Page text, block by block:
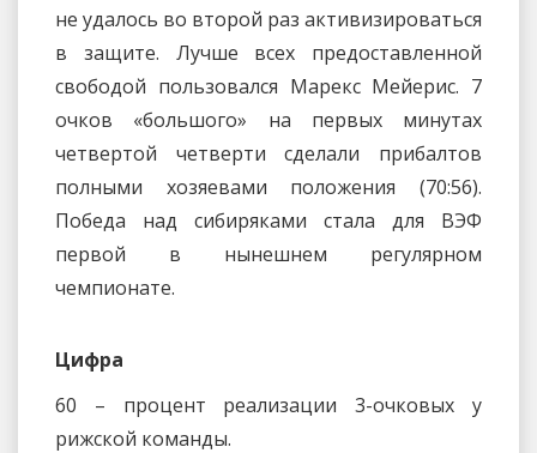
не удалось во второй раз активизироваться
в защите. Лучше всех предоставленной
свободой пользовался Марекс Мейерис. 7
очков «большого» на первых минутах
четвертой четверти сделали прибалтов
полными хозяевами положения (70:56).
Победа над сибиряками стала для ВЭФ
первой в нынешнем регулярном
чемпионате.
Цифра
60 – процент реализации 3-очковых у
рижской команды.